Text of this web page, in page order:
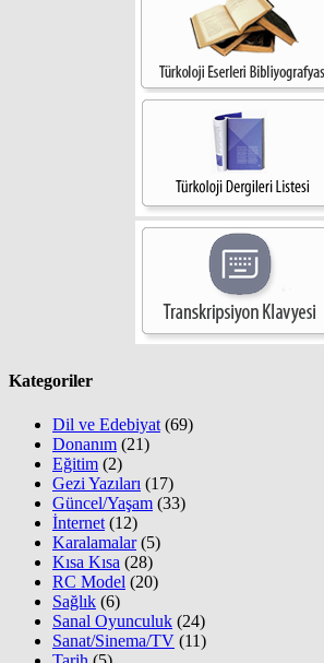
Kategoriler
Dil ve Edebiyat (69)
Donanım (21)
Eğitim (2)
Gezi Yazıları (17)
Güncel/Yaşam (33)
İnternet (12)
Karalamalar(5)
Kısa Kısa (28)
RC Model (20)
Sağlık (6)
Sanal Oyunculuk (24)
Sanat/Sinema/TV (11)